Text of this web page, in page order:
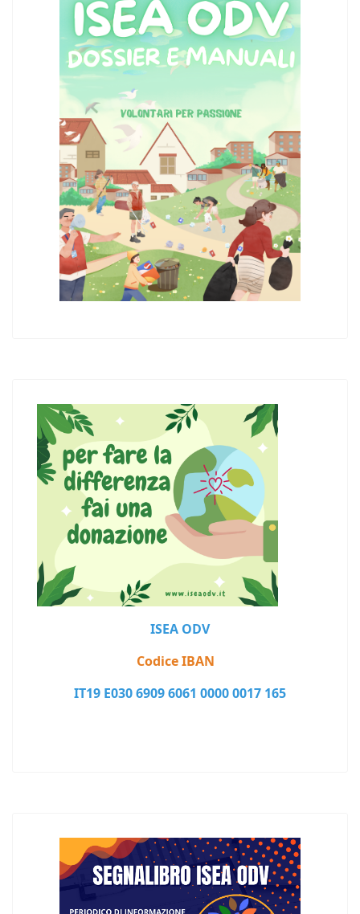
ISEA ODV
Codice IBAN
IT19 E030 6909 6061 0000 0017 165